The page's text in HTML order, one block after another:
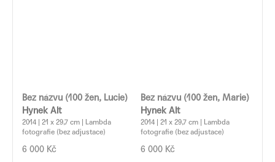
Bez názvu (100 žen, Lucie)
Hynek Alt
2014 | 21 x 29,7 cm | Lambda
fotografie (bez adjustace)
6 000 Kč
Bez názvu (100 žen, Marie)
Hynek Alt
2014 | 21 x 29,7 cm | Lambda
fotografie (bez adjustace)
6 000 Kč